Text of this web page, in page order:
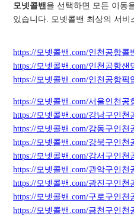
모넷콜밴을 선택하면 모든 이동
있습니다. 모넷콜밴 최상의 서비
https://모넷콜밴.com/인천공항콜
https://모넷콜밴.com/인천공항샌
https://모넷콜밴.com/인천공항픽
https://모넷콜밴.com/서울인천공
https://모넷콜밴.com/강남구인천
https://모넷콜밴.com/강동구인천
https://모넷콜밴.com/강북구인천
https://모넷콜밴.com/강서구인천
https://모넷콜밴.com/관악구인천
https://모넷콜밴.com/광진구인천
https://모넷콜밴.com/구로구인천
https://모넷콜밴.com/금천구인천